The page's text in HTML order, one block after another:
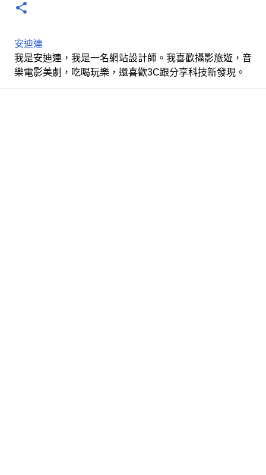
安迪連
我是安迪連，我是一名網站設計師。我喜歡攝影旅遊，音
樂電影美劇，吃喝玩樂，還喜歡3C跟分享科技新發現。